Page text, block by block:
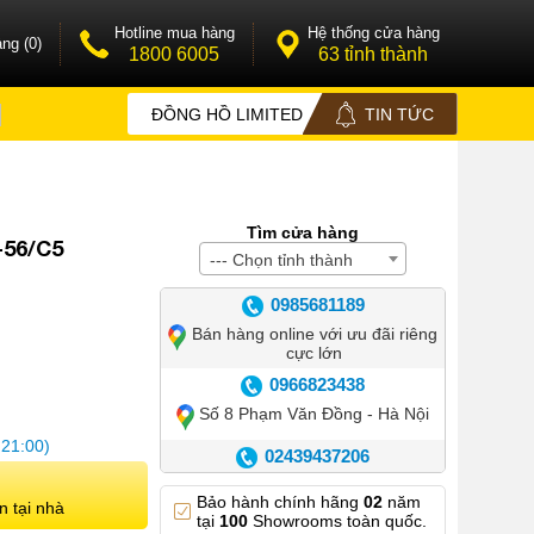
(0)
Hotline mua hàng
1800 6005
Hệ thống cửa hàng
63 tỉnh thành
ĐỒNG HỒ LIMITED TIN TỨC
C5
tại nhà
Tìm cửa hàng
--- Chọn tỉnh thành
0985681189
Bán hàng online với ưu đãi riêng
cực lớn
0966823438
Số 8 Phạm Văn Đồng - Hà Nội
02439437206
Số 42 Phố Huế - Hoàn Kiếm –
Hà Nội
Bảo hành chính hãng 02năm
tại 100Showrooms toàn quốc.